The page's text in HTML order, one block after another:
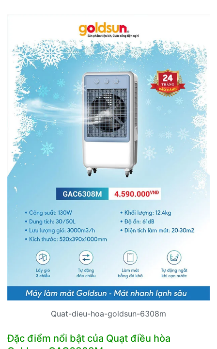
Quat-dieu-hoa-goldsun-6308m
Đặc điểm nổi bật của Quạt điều hòa